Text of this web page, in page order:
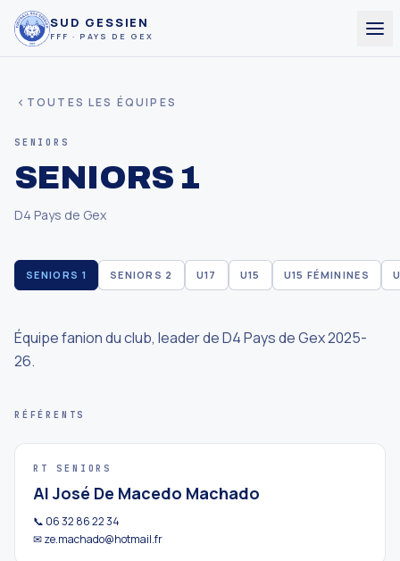
SUD GESSIEN
FFF · PAYS DE GEX
TOUTES LES ÉQUIPES
SENIORS
SENIORS 1
D4 Pays de Gex
SENIORS 1 SENIORS 2 U17 U15 U15 FÉMININES
Équipe fanion du club, leader de D4 Pays de Gex 2025-
26.
RÉFÉRENTS
RT SENIORS
Al José De Macedo Machado
📞 06 32 86 22 34
✉ ze.machado@hotmail.fr